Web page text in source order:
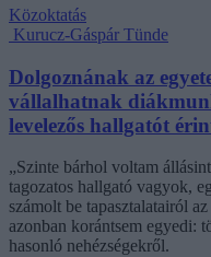
Közoktatás
Kurucz-Gáspár Tünde
Dolgoznának az
vállalhatnak
levelezős hallgatót
„Szinte bárhol voltam
tagozatos hallgató vagyok,
számolt be tapasztalatairól
azonban korántsem egyedi:
hasonló nehézségekről.